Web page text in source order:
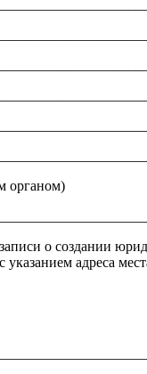
органом)
о создании
адреса